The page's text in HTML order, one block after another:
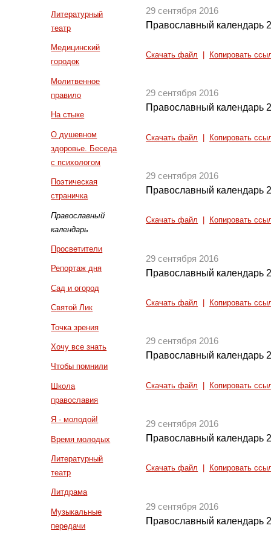
Литературный
театр
Медицинский
городок
Молитвенное
правило
На стыке
О душевном
здоровье. Беседа
с психологом
Поэтическая
страничка
Православный
календарь
Просветители
Репортаж дня
Сад и огород
Святой Лик
Точка зрения
Хочу все знать
Чтобы помнили
Школа
православия
Я - молодой!
Время молодых
Литературный
театр
Литдрама
Музыкальные
передачи
29 сентября 2016
Православный календарь
Скачать файл Копировать
29 сентября 2016
Православный календарь
Скачать файл Копировать
29 сентября 2016
Православный календарь
Скачать файл Копировать
29 сентября 2016
Православный календарь
Скачать файл Копировать
29 сентября 2016
Православный календарь
Скачать файл Копировать
29 сентября 2016
Православный календарь
Скачать файл Копировать
29 сентября 2016
Православный календарь